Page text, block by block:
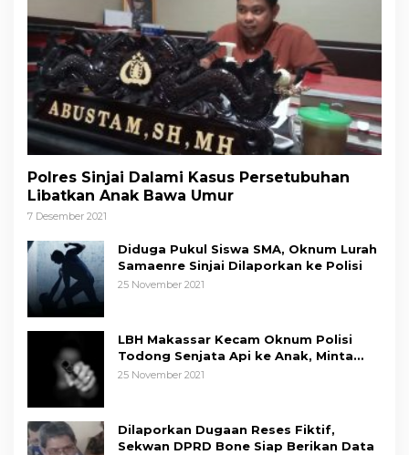
Polres Sinjai Dalami Kasus Persetubuhan
Libatkan Anak Bawa Umur
7 Desember 2021
Diduga Pukul Siswa SMA, Oknum Lurah
Samaenre Sinjai Dilaporkan ke Polisi
25 November 2021
LBH Makassar Kecam Oknum Polisi
Todong Senjata Api ke Anak, Minta
Kapolda Sulsel Tindak Tegas
25 November 2021
Dilaporkan Dugaan Reses Fiktif,
Sekwan DPRD Bone Siap Berikan Data